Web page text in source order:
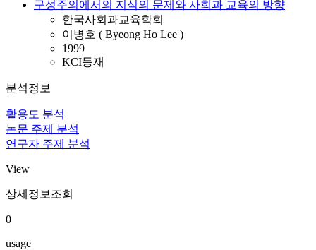
구성주의에서의 지식의 문제와 사회과 교육의 방향
한국사회과교육학회
이병호 ( Byeong Ho Lee )
1999
KCI등재
분석정보
활용도 분석
논문 주제 분석
연구자 주제 분석
View
상세정보조회
0
usage